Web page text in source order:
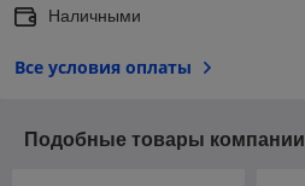
Наличными
Все условия оплаты
Подобные товары компании